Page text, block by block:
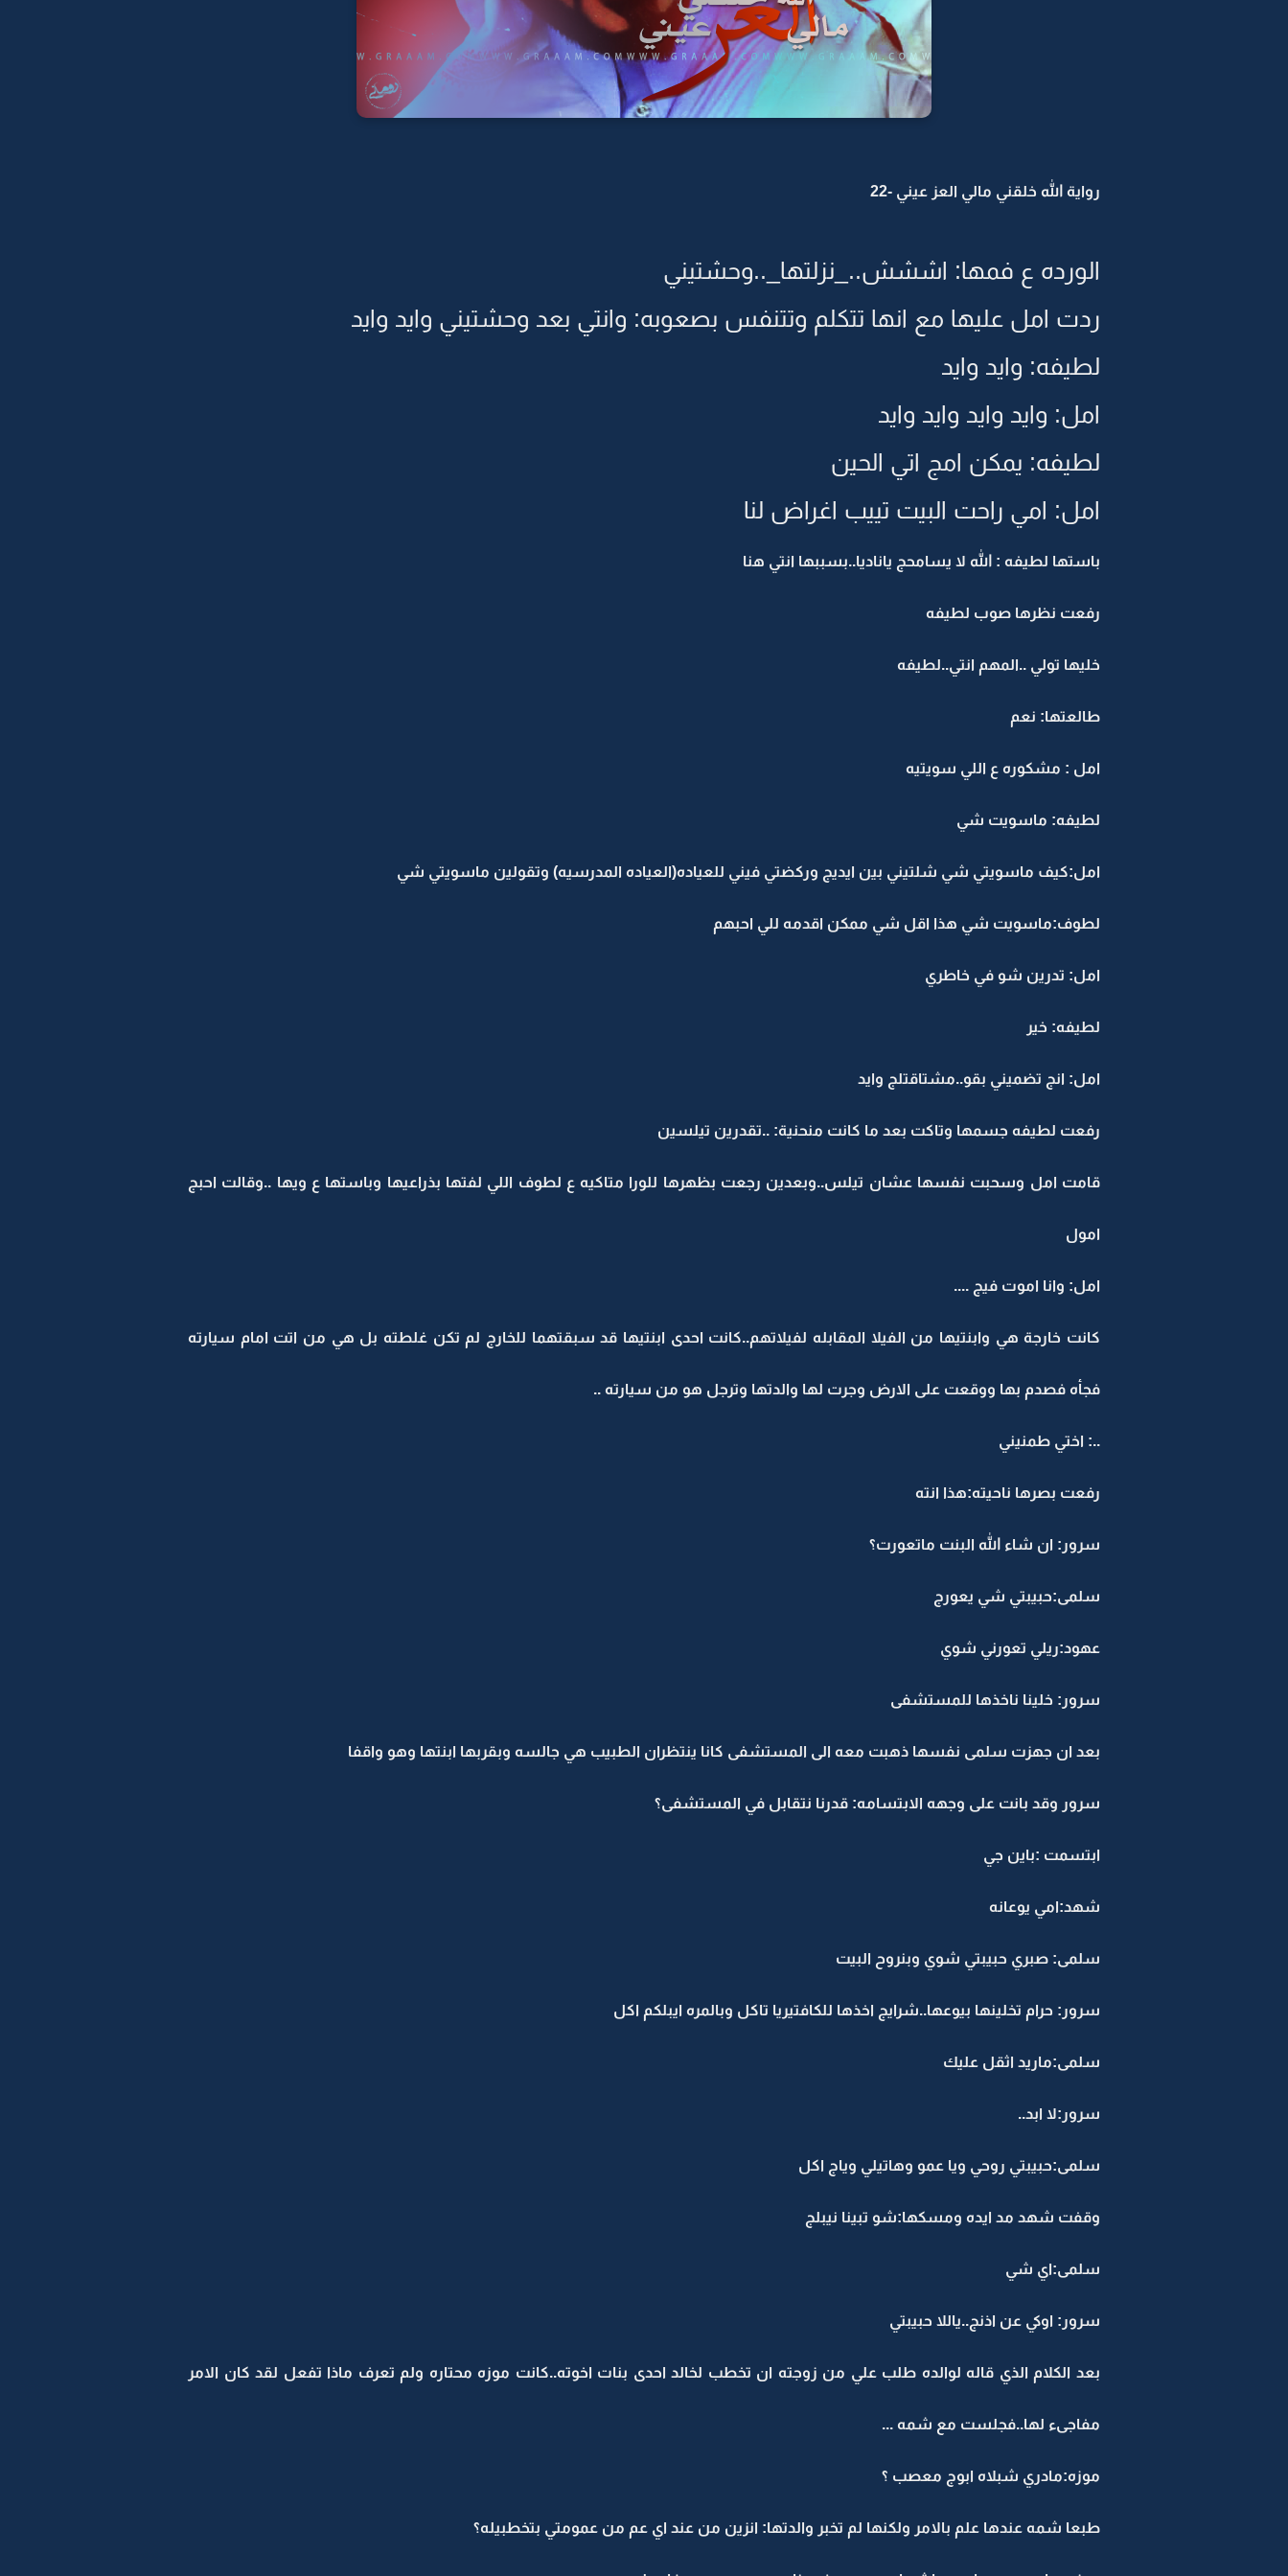
رواية الله خلقني مالي العز عيني -22
الورده ع فمها: اششش.._نزلتها_..وحشتيني
ردت امل عليها مع انها تتكلم وتتنفس بصعوبه: وانتي بعد وحشتيني وايد وايد
لطيفه: وايد وايد
امل: وايد وايد وايد وايد
لطيفه: يمكن امج اتي الحين
امل: امي راحت البيت تييب اغراض لنا
باستها لطيفه : الله لا يسامحج ياناديا..بسببها انتي هنا
رفعت نظرها صوب لطيفه
خليها تولي ..المهم انتي..لطيفه
طالعتها: نعم
امل : مشكوره ع اللي سويتيه
لطيفه: ماسويت شي
امل:كيف ماسويتي شي شلتيني بين ايديج وركضتي فيني للعياده(العياده المدرسيه) وتقولين ماسويتي شي
لطوف:ماسويت شي هذا اقل شي ممكن اقدمه للي احبهم
امل: تدرين شو في خاطري
لطيفه: خير
امل: انج تضميني بقو..مشتاقتلج وايد
رفعت لطيفه جسمها وتاكت بعد ما كانت منحنية: ..تقدرين تيلسين
قامت امل وسحبت نفسها عشان تيلس..وبعدين رجعت بظهرها للورا متاكيه ع لطوف اللي لفتها بذراعيها وباستها ع ويها ..وقالت احبج
امول
امل: وانا اموت فيج ....
كانت خارجة هي وابنتيها من الفيلا المقابله لفيلاتهم..كانت احدى ابنتيها قد سبقتهما للخارج لم تكن غلطته بل هي من اتت امام سيارته
فجأه فصدم بها ووقعت على الارض وجرت لها والدتها وترجل هو من سيارته ..
..: اختي طمنيني
رفعت بصرها ناحيته:هذا انته
سرور: ان شاء الله البنت ماتعورت؟
سلمى:حبيبتي شي يعورج
عهود:ريلي تعورني شوي
سرور: خلينا ناخذها للمستشفى
بعد ان جهزت سلمى نفسها ذهبت معه الى المستشفى كانا ينتظران الطبيب هي جالسه وبقربها ابنتها وهو واقفا
سرور وقد بانت على وجهه الابتسامه: قدرنا نتقابل في المستشفى؟
ابتسمت :باين جي
شهد:امي يوعانه
سلمى: صبري حبيبتي شوي وبنروح البيت
سرور: حرام تخلينها بيوعها..شرايج اخذها للكافتيريا تاكل وبالمره ايبلكم اكل
سلمى:ماريد اثقل عليك
سرور:لا ابد..
سلمى:حبيبتي روحي ويا عمو وهاتيلي وياج اكل
وقفت شهد مد ايده ومسكها:شو تبينا نيبلج
سلمى:اي شي
سرور: اوكي عن اذنج..ياللا حبيبتي
بعد الكلام الذي قاله لوالده طلب علي من زوجته ان تخطب لخالد احدى بنات اخوته..كانت موزه محتاره ولم تعرف ماذا تفعل لقد كان الامر
مفاجىء لها..فجلست مع شمه ...
موزه:مادري شبلاه ابوج معصب ؟
طبعا شمه عندها علم بالامر ولكنها لم تخبر والدتها: انزين من عند اي عم من عمومتي بتخطبيله؟